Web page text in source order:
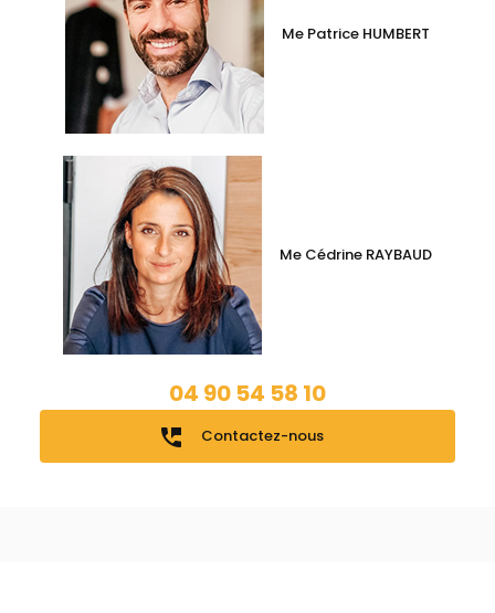
Me Patrice HUMBERT
Me Cédrine RAYBAUD
04 90 54 58 10
perm_phone_msg Contactez-nous